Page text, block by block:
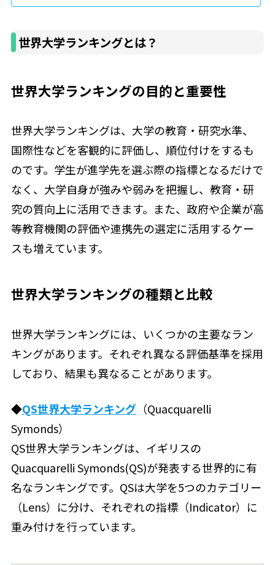
世界大学ランキングとは？
世界大学ランキングの目的と重要性
世界大学ランキングは、大学の教育・研究水準、
国際性などを客観的に評価し、順位付けをするも
のです。学生が進学先を選ぶ際の指標となるだけで
なく、大学自身が強みや弱みを把握し、教育・研
究の質向上に活用できます。また、政府や企業が高
等教育機関の評価や連携先の選定に活用するケー
スも増えています。
世界大学ランキングの種類と比較
世界大学ランキングには、いくつかの主要なラン
キングがあります。それぞれ異なる評価基準を採用
しており、結果も異なることがあります。
◆QS世界大学ランキング（Quacquarelli
Symonds）
QS世界大学ランキングは、イギリスの
Quacquarelli Symonds(QS)が発表する世界的に有
名なランキングです。QSは大学を5つのカテゴリー
（Lens）に分け、それぞれの指標（Indicator）に
重み付けを行っています。